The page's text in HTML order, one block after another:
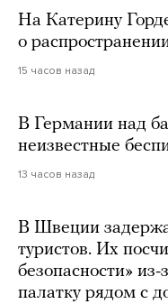
На Катерину
о
15 часов назад
В Германии над
неизвестные
13 часов назад
В Швеции
туристов. Их
безопасности» из-
палатку рядом с